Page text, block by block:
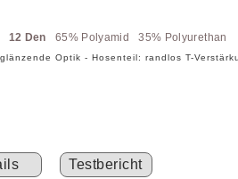
12 Den 65% Polyamid 35% Polyurethan
Optik - Hosenteil: randlos T-
Testbericht